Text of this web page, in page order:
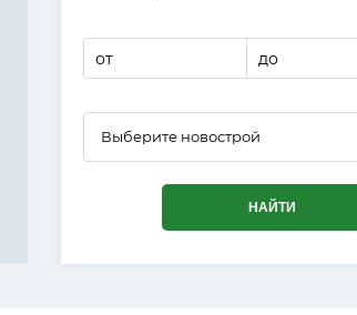
от до
Выберите новострой
НАЙТИ